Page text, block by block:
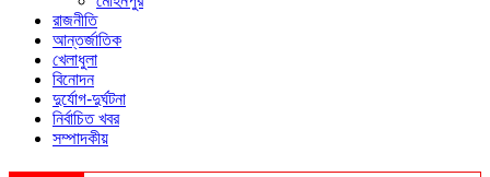
রাজনীতি
আন্তর্জাতিক
খেলাধুলা
বিনোদন
দুর্যোগ-দুর্ঘটনা
নির্বাচিত খবর
সম্পাদকীয়